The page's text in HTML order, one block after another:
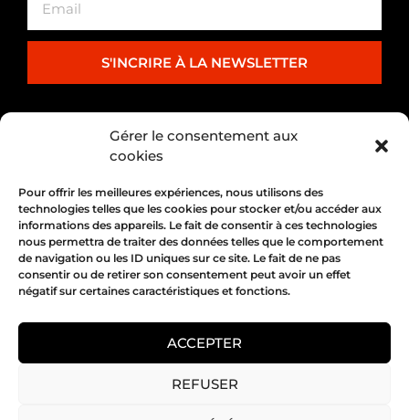
Gérer le consentement aux
cookies
Pour offrir les meilleures expériences, nous utilisons des
technologies telles que les cookies pour stocker et/ou accéder aux
informations des appareils. Le fait de consentir à ces technologies
nous permettra de traiter des données telles que le comportement
de navigation ou les ID uniques sur ce site. Le fait de ne pas
consentir ou de retirer son consentement peut avoir un effet
négatif sur certaines caractéristiques et fonctions.
ACCEPTER
REFUSER
S'INCRIRE À LA NEWSLETTER
PARTENARIAT